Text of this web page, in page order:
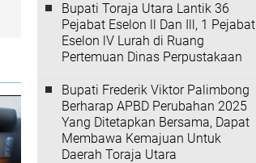
Bupati Toraja Utara Lantik 36
Pejabat Eselon ll Dan Ill, 1 Pejabat
Eselon lV Lurah di Ruang
Pertemuan Dinas Perpustakaan
Bupati Frederik Viktor Palimbong
Berharap APBD Perubahan 2025
Yang Ditetapkan Bersama, Dapat
Membawa Kemajuan Untuk
Daerah Toraja Utara